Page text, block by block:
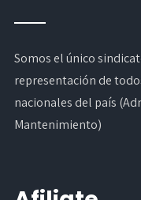
Somos el único
representación de
nacionales del país
Mantenimiento)